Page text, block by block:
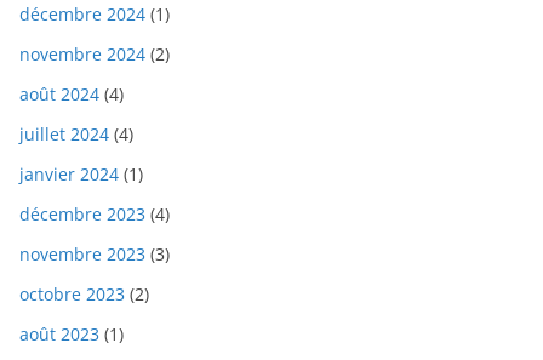
décembre 2024 (1)
novembre 2024 (2)
août 2024 (4)
juillet 2024 (4)
janvier 2024 (1)
décembre 2023 (4)
novembre 2023 (3)
octobre 2023 (2)
août 2023 (1)